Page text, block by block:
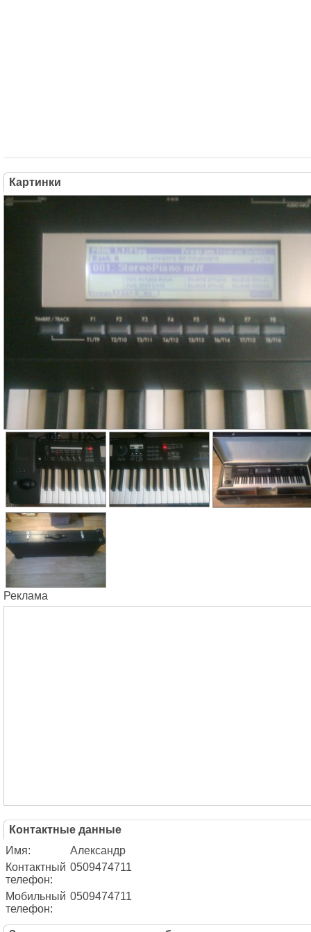
Картинки
Реклама
Контактные данные
Имя:
Александр
Контактный
телефон:
0509474711
Мобильный
телефон:
0509474711